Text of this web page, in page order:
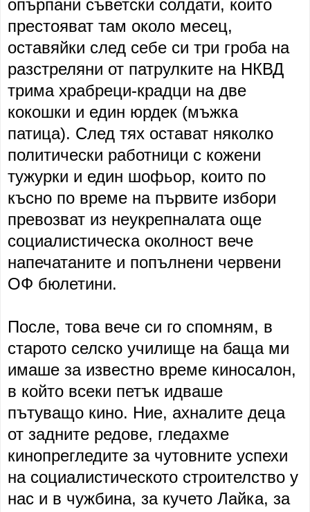
опърпани съветски солдати, които
престояват там около месец,
оставяйки след себе си три гроба на
разстреляни от патрулките на НКВД
трима храбреци-крадци на две
кокошки и един юрдек (мъжка
патица). След тях остават няколко
политически работници с кожени
тужурки и един шофьор, които по
късно по време на първите избори
превозват из неукрепналата още
социалистическа околност вече
напечатаните и попълнени червени
ОФ бюлетини.
После, това вече си го спомням, в
старото селско училище на баща ми
имаше за известно време киносалон,
в който всеки петък идваше
пътуващо кино. Ние, ахналите деца
от задните редове, гледахме
кинопрегледите за чутовните успехи
на социалистическото строителство у
нас и в чужбина, за кучето Лайка, за